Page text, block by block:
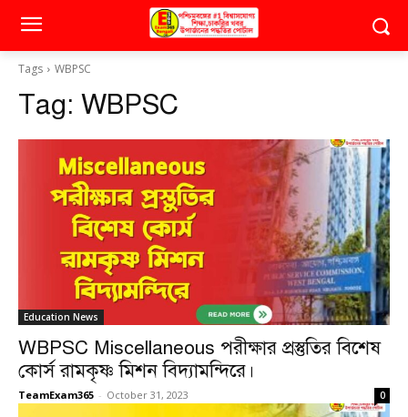
Tags WBPSC
Tag: WBPSC
Education News
WBPSC Miscellaneous পরীক্ষার প্রস্তুতির বিশেষ
কোর্স রামকৃষ্ণ মিশন বিদ্যামন্দিরে।
TeamExam365 - October 31, 2023 0